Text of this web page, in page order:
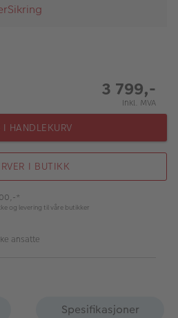
3 799,-
Inkl. MVA
I HANDLEKURV
I BUTIKK
*
og levering til våre butikker
ansatte
Spesifikasjoner